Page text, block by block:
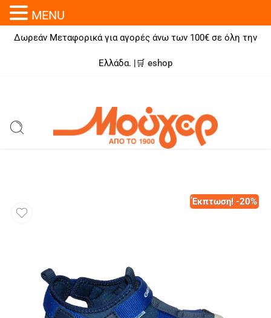
Δωρεάν Μεταφορικά για αγορές άνω των 100€ σε όλη την
Ελλάδα. |🛒 eshop
Έκπτωση! -20%
MENU